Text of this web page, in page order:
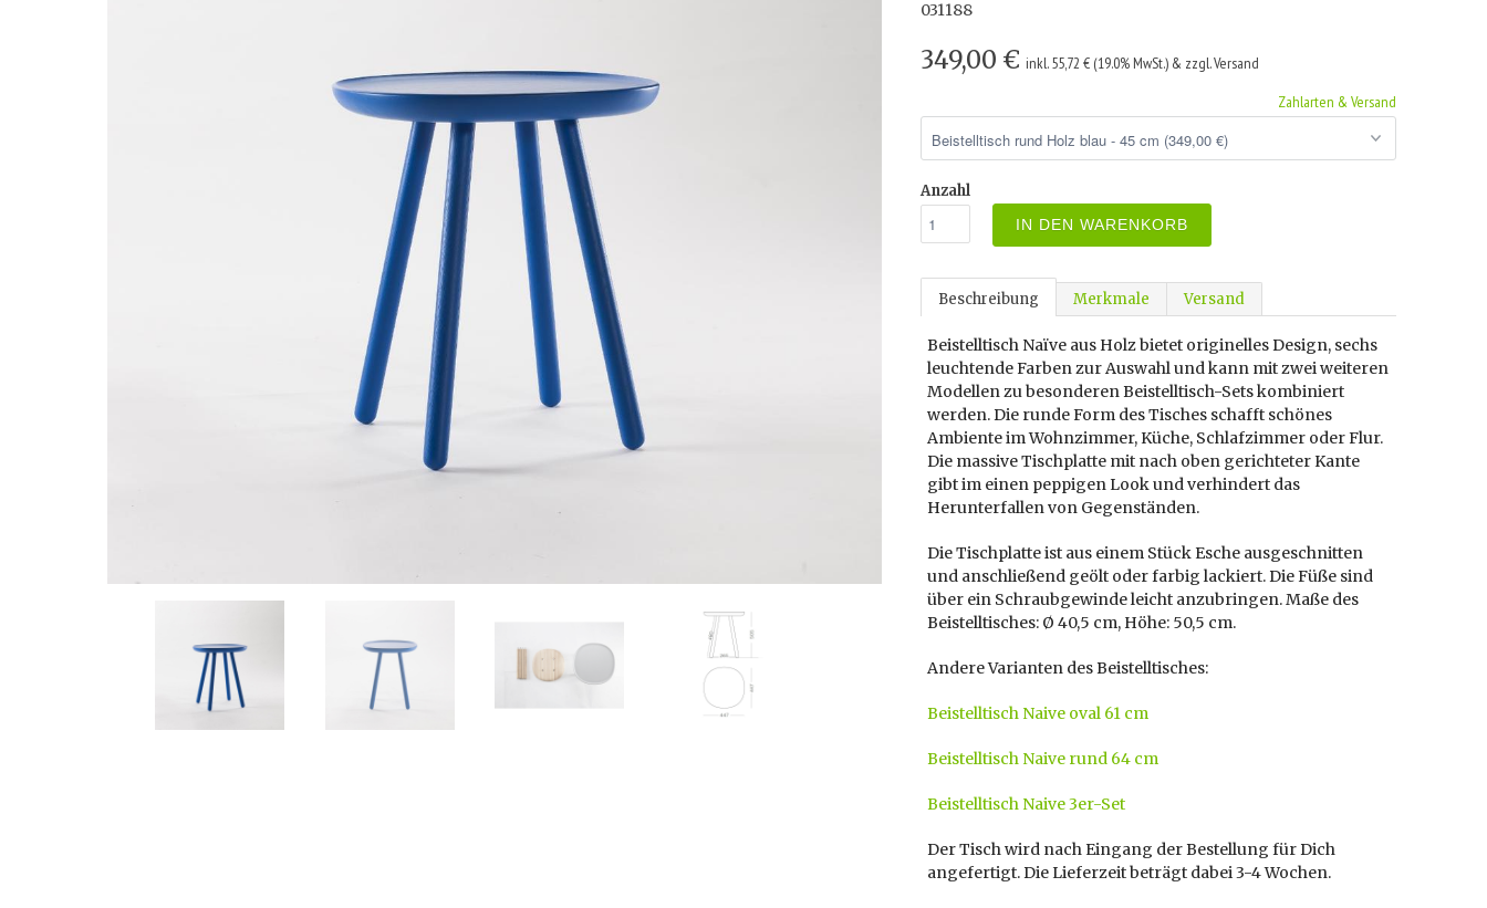
031188
349,00 € inkl. 55,72 € (19.0% MwSt.) & zzgl. Versand
Zahlarten & Versand
Anzahl
IN DEN WARENKORB
Beschreibung Merkmale Versand
Beistelltisch Naïve aus Holz bietet originelles Design, sechs
leuchtende Farben zur Auswahl und kann mit zwei weiteren
Modellen zu besonderen Beistelltisch-Sets kombiniert
werden. Die runde Form des Tisches schafft schönes
Ambiente im Wohnzimmer, Küche, Schlafzimmer oder Flur.
Die massive Tischplatte mit nach oben gerichteter Kante
gibt im einen peppigen Look und verhindert das
Herunterfallen von Gegenständen.
Die Tischplatte ist aus einem Stück Esche ausgeschnitten
und anschließend geölt oder farbig lackiert. Die Füße sind
über ein Schraubgewinde leicht anzubringen. Maße des
Beistelltisches: Ø 40,5 cm, Höhe: 50,5 cm.
Andere Varianten des Beistelltisches:
Beistelltisch Naive oval 61 cm
Beistelltisch Naive rund 64 cm
Beistelltisch Naive 3er-Set
Der Tisch wird nach Eingang der Bestellung für Dich
angefertigt. Die Lieferzeit beträgt dabei 3-4 Wochen.